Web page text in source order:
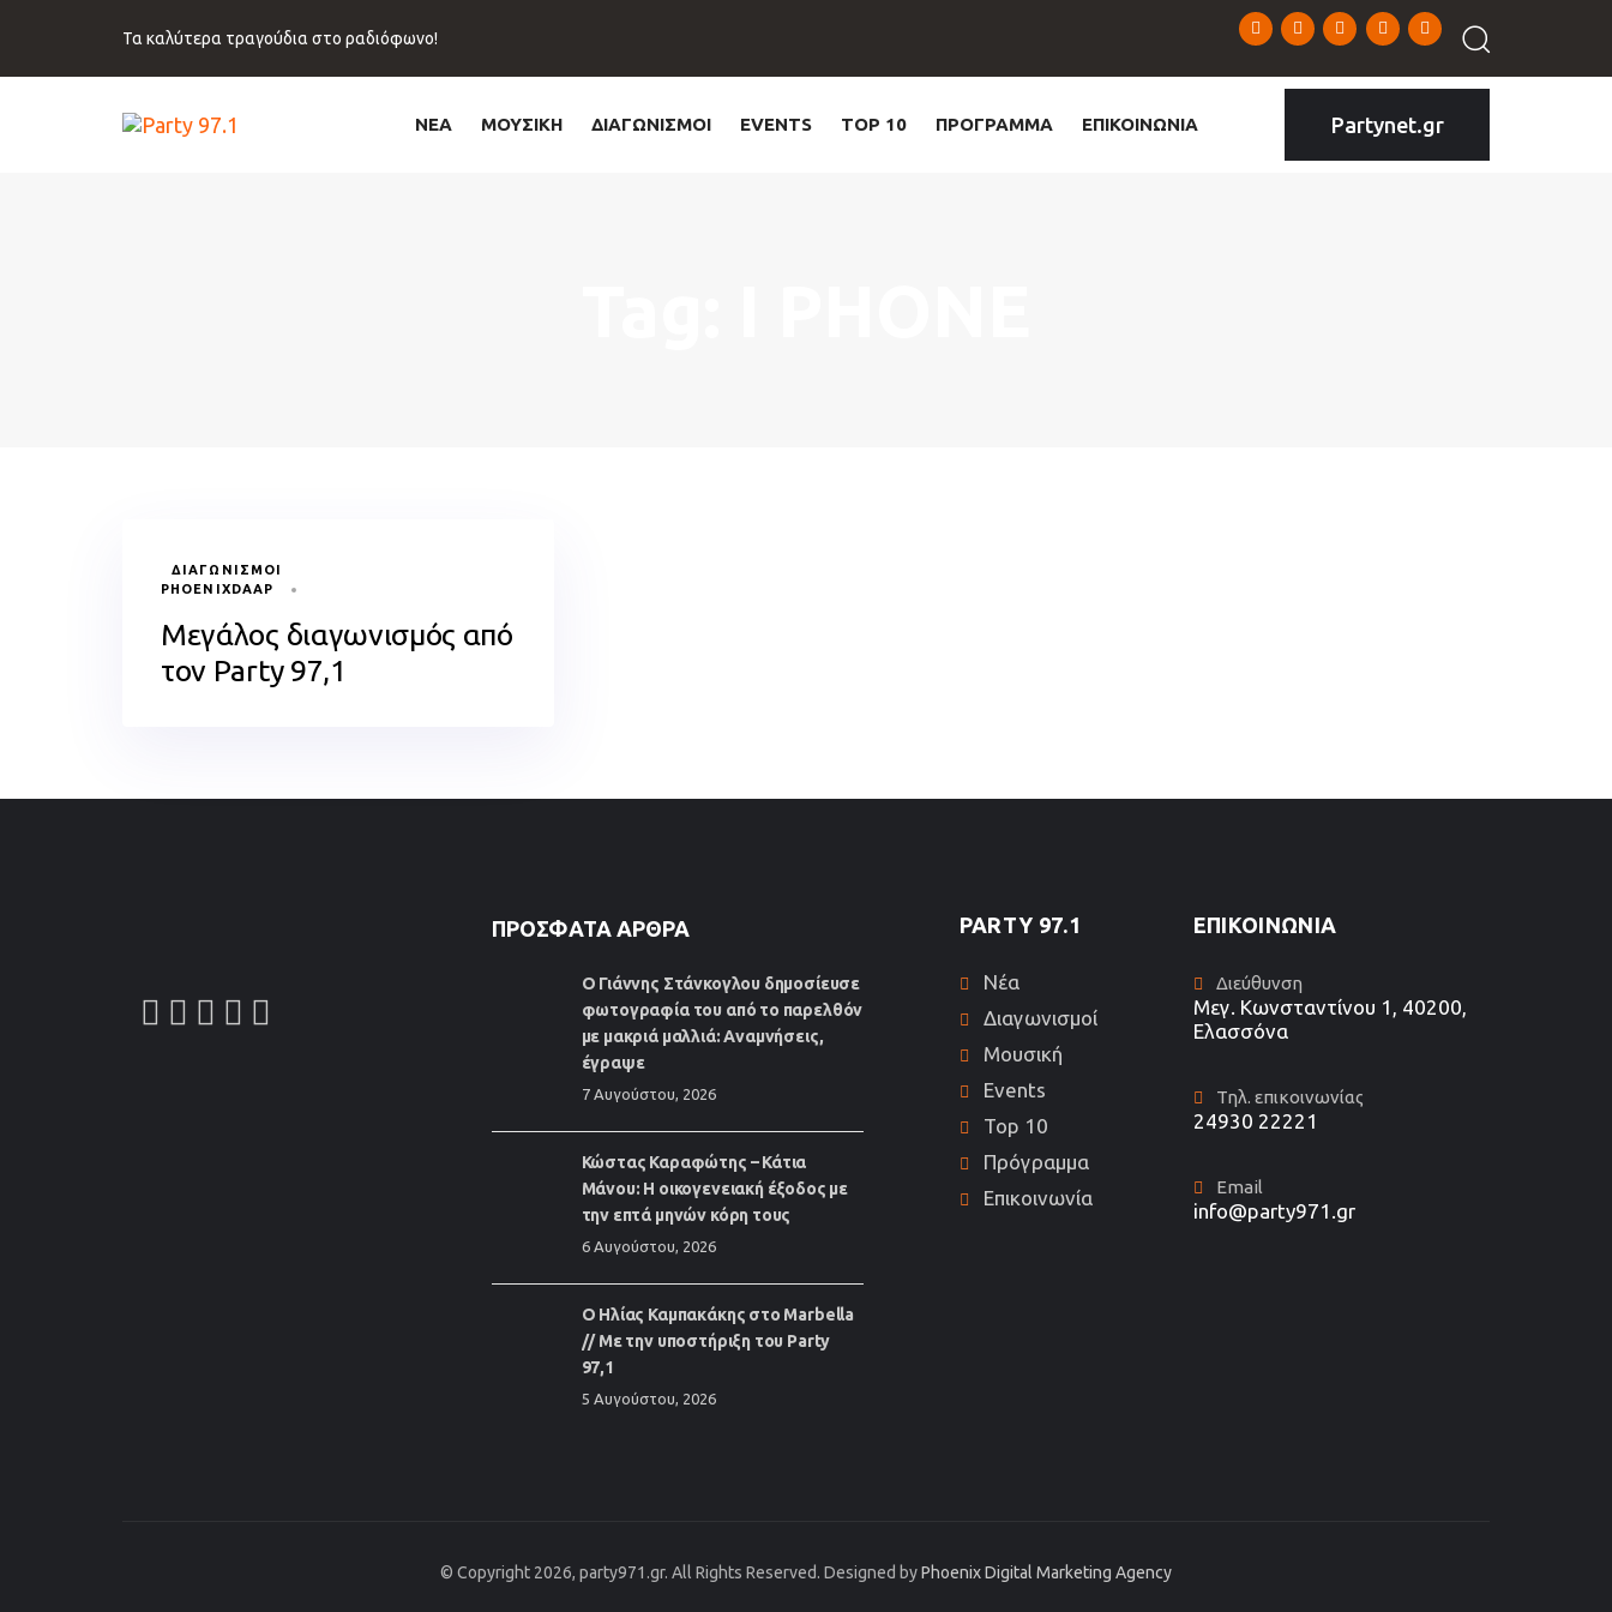
navigation
Τα καλύτερα τραγούδια στο ραδιόφωνο!
ΝΕΑ ΜΟΥΣΙΚΗ ΔΙΑΓΩΝΙΣΜΟΙ EVENTS TOP 10 ΠΡΟΓΡΑΜΜΑ ΕΠΙΚΟΙΝΩΝΙΑ Partynet.gr
ΔΙΑΓΩΝΙΣΜΟΊ
PHOENIXDAAP
Μεγάλος διαγωνισμός από
τον Party 97,1
ΠΡΌΣΦΑΤΑ ΆΡΘΡΑ
Ο Γιάννης Στάνκογλου δημοσίευσε
φωτογραφία του από το παρελθόν
με μακριά μαλλιά: Αναμνήσεις,
έγραψε
7 Αυγούστου, 2026
Κώστας Καραφώτης – Κάτια
Μάνου: Η οικογενειακή έξοδος με
την επτά μηνών κόρη τους
6 Αυγούστου, 2026
Ο Ηλίας Καμπακάκης στο Marbella
// Με την υποστήριξη του Party
97,1
5 Αυγούστου, 2026
PARTY 97.1
Νέα
Διαγωνισμοί
Μουσική
Events
Top 10
Πρόγραμμα
Επικοινωνία
ΕΠΙΚΟΙΝΩΝΊΑ
Διεύθυνση
Μεγ. Κωνσταντίνου 1, 40200,
Ελασσόνα
Τηλ. επικοινωνίας
24930 22221
Email
info@party971.gr
© Copyright 2026, party971.gr. All Rights Reserved. Designed byPhoenix Digital Marketing Agency